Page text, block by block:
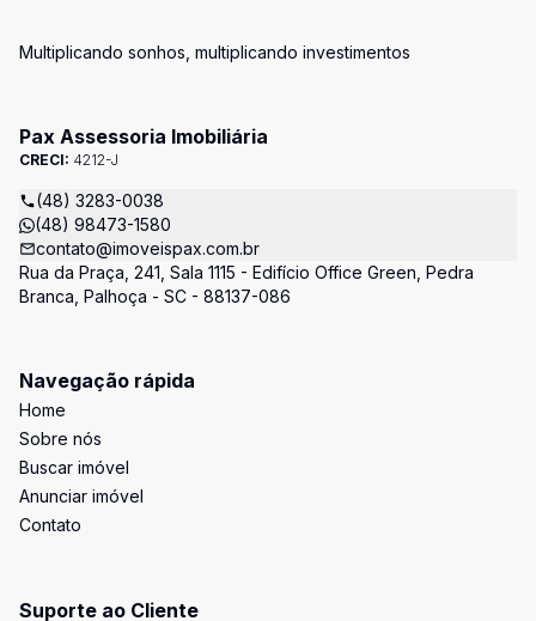
Multiplicando sonhos, multiplicando investimentos
Pax Assessoria Imobiliária
CRECI: 4212-J
(48) 3283-0038
(48) 98473-1580
contato@imoveispax.com.br
Rua da Praça, 241, Sala 1115 - Edifício Office Green, Pedra
Branca, Palhoça - SC - 88137-086
Navegação rápida
Home
Sobre nós
Buscar imóvel
Anunciar imóvel
Contato
Suporte ao Cliente